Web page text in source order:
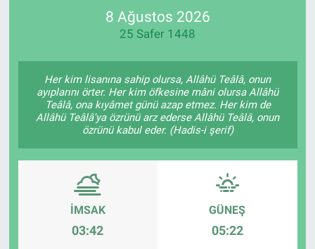
8 Ağustos 2026
25 Safer 1448
Her kim lisanına sahip olursa, Allâhü Teâlâ, onun
ayıplarını örter. Her kim öfkesine mâni olursa Allâhü
Teâlâ, ona kıyâmet günü azap etmez. Her kim de
Allâhü Teâlâ'ya özrünü arz ederse Allâhü Teâlâ, onun
özrünü kabul eder. (Hadis-i şerif)
İMSAK
03:42
GÜNEŞ
05:22
RESMİ İLANLAR